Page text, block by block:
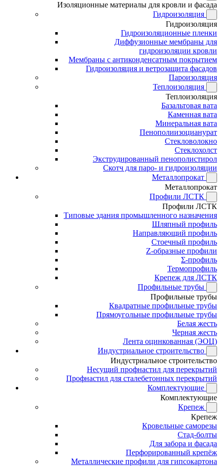
Изоляционные материалы для кровли и фасада
Гидроизоляция
Гидроизоляция
Гидроизоляционные пленки
Диффузионные мембраны для
гидроизоляции кровли
Мембраны с антиконденсатным покрытием
Гидроизоляция и ветрозащита фасадов
Пароизоляция
Теплоизоляция
Теплоизоляция
Базальтовая вата
Каменная вата
Минеральная вата
Пенополиизоцианурат
Стекловолокно
Стеклохолст
Экструдированный пенополистирол
Скотч для паро- и гидроизоляции
Металлопрокат
Металлопрокат
Профили ЛСТК
Профили ЛСТК
Типовые здания промышленного назначения
Шляпный профиль
Направляющий профиль
Стоечный профиль
Z-образные профили
Σ-профиль
Термопрофиль
Крепеж для ЛСТК
Профильные трубы
Профильные трубы
Квадратные профильные трубы
Прямоугольные профильные трубы
Белая жесть
Черная жесть
Лента оцинкованная (ЭОЦ)
Индустриальное строительство
Индустриальное строительство
Несущий профнастил для перекрытий
Профнастил для сталебетонных перекрытий
Комплектующие
Комплектующие
Крепеж
Крепеж
Кровельные саморезы
Стад-болты
Для забора и фасада
Перфорированный крепёж
Металлические профили для гипсокартона